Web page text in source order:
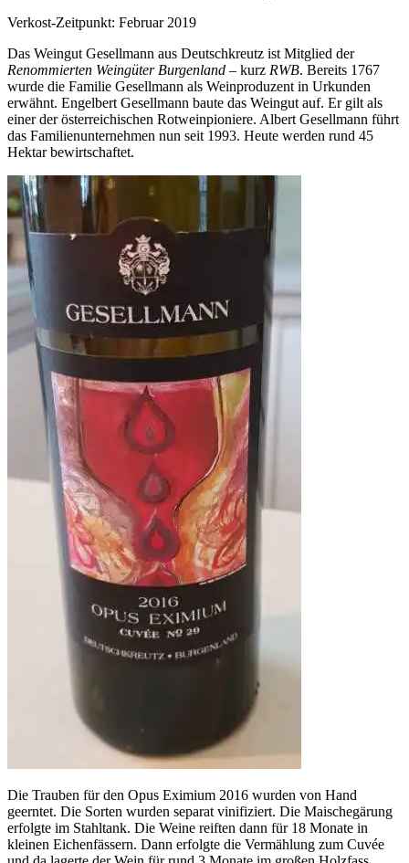
Verkost-Zeitpunkt: Februar 2019
Das Weingut Gesellmann aus Deutschkreutz ist Mitglied der
Renommierten Weingüter Burgenland – kurz RWB. Bereits 1767
wurde die Familie Gesellmann als Weinproduzent in Urkunden
erwähnt. Engelbert Gesellmann baute das Weingut auf. Er gilt als
einer der österreichischen Rotweinpioniere. Albert Gesellmann führt
das Familienunternehmen nun seit 1993. Heute werden rund 45
Hektar bewirtschaftet.
Die Trauben für den Opus Eximium 2016 wurden von Hand
geerntet. Die Sorten wurden separat vinifiziert. Die Maischegärung
erfolgte im Stahltank. Die Weine reiften dann für 18 Monate in
kleinen Eichenfässern. Dann erfolgte die Vermählung zum Cuvée